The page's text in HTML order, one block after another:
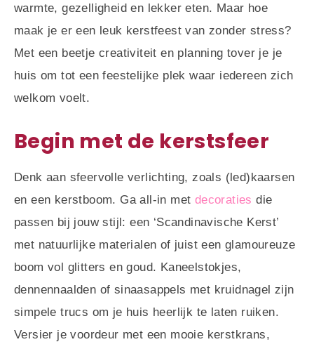
warmte, gezelligheid en lekker eten. Maar hoe
maak je er een leuk kerstfeest van zonder stress?
Met een beetje creativiteit en planning tover je je
huis om tot een feestelijke plek waar iedereen zich
welkom voelt.
Begin met de kerstsfeer
Denk aan sfeervolle verlichting, zoals (led)kaarsen
en een kerstboom. Ga all-in met decoraties die
passen bij jouw stijl: een ‘Scandinavische Kerst’
met natuurlijke materialen of juist een glamoureuze
boom vol glitters en goud. Kaneelstokjes,
dennennaalden of sinaasappels met kruidnagel zijn
simpele trucs om je huis heerlijk te laten ruiken.
Versier je voordeur met een mooie kerstkrans,